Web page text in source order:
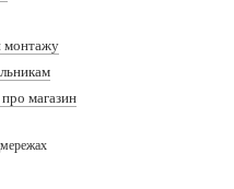
монтажу
магазин